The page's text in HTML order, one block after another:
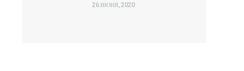
POSTED
26 ИЮНЯ, 2020